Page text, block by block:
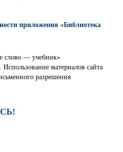
приложения «Библиотека
слово — учебник»
материалов сайта
разрешения